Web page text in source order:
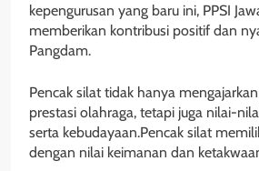
kepengurusan yang baru ini, PPSI
memberikan kontribusi positif dan
Pangdam.
Pencak silat tidak hanya
prestasi olahraga, tetapi juga nilai-
serta kebudayaan.Pencak silat
dengan nilai keimanan dan